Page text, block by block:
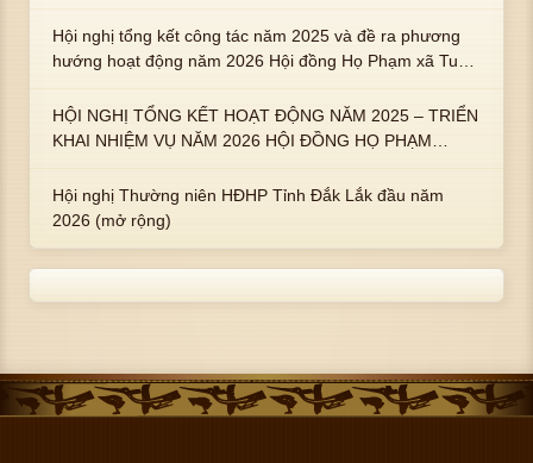
trai : ngài Phạm Huy, Phạm Miện
Hội nghị tổng kết công tác năm 2025 và đề ra phương
hướng hoạt động năm 2026 Hội đồng Họ Phạm xã Tuy
HỘI NGHỊ TỔNG KẾT HOẠT ĐỘNG NĂM 2025 – TRIỂN
KHAI NHIỆM VỤ NĂM 2026 HỘI ĐỒNG HỌ PHẠM
Hội nghị Thường niên HĐHP Tỉnh Đắk Lắk đầu năm
2026 (mở rộng)